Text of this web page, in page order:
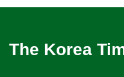
The Korea